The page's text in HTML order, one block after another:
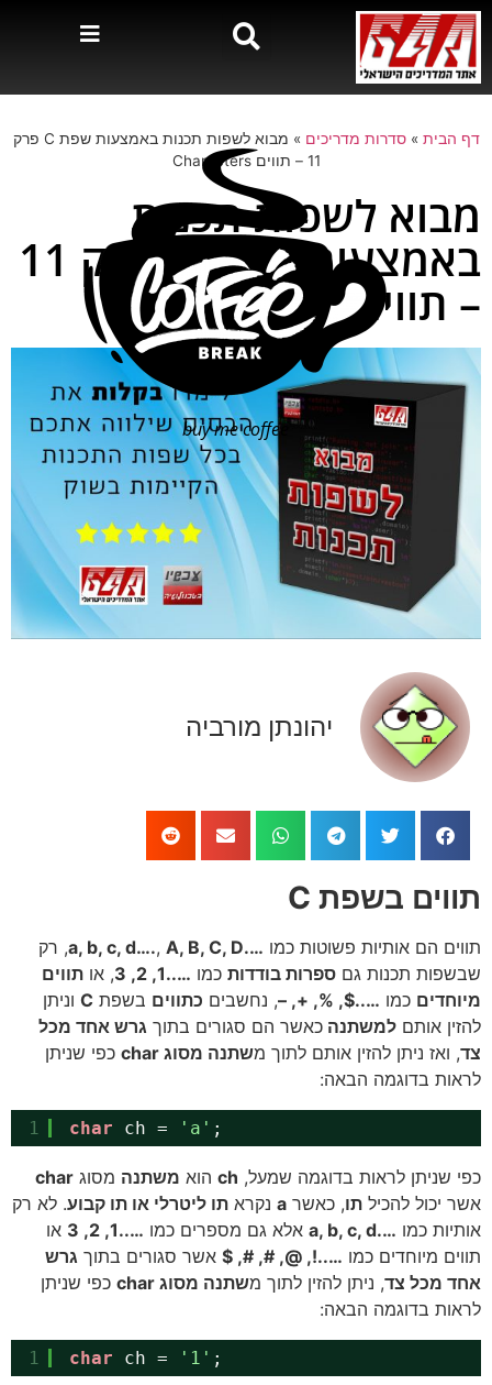
דף הבית »סדרות מדריכים »
מבוא לשפות תכנות באמצעות שפת C פרק
11 – תווים Characters
מבוא לשפות תכנות
באמצעות שפת C פרק 11
– תווים Characters
יהונתן מורביה
תווים בשפת C
תווים הם אותיות פשוטות כמו ….a, b, c, d….
, A, B, C, D
, רק
שבשפות תכנות גם ספרות בודדות כמו …..1, 2, 3 , או תווים
מיוחדים כמו …..$, %, +, –, נחשבים כתווים בשפת C וניתן
להזין אותם למשתנה כאשר הם סגורים בתוך גרש אחד מכל
צד, ואז ניתן להזין אותם לתוך משתנה מסוג char
כפי שניתן
לראות בדוגמה הבאה:
1 char ch = 'a' ;
כפי שניתן לראות בדוגמה שמעל, ch הוא משתנה מסוג char
אשר יכול להכיל תו, כאשר a נקרא תו ליטרלי או תו קבוע. לא רק
אותיות כמו ….
a, b, c, d אלא גם מספרים כמו …..1, 2, 3
או
תווים מיוחדים כמו …..!, @, #, #, $ אשר סגורים בתוך גרש
אחד מכל צד, ניתן להזין לתוך משתנה מסוג char
כפי שניתן
לראות בדוגמה הבאה:
1 char ch = '1' ;
buy me coffee